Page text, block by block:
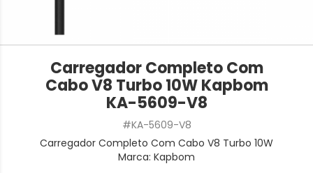
Carregador Completo Com
Cabo V8 Turbo 10W Kapbom
KA-5609-V8
#KA-5609-V8
Carregador Completo Com Cabo V8 Turbo 10W
Marca: Kapbom